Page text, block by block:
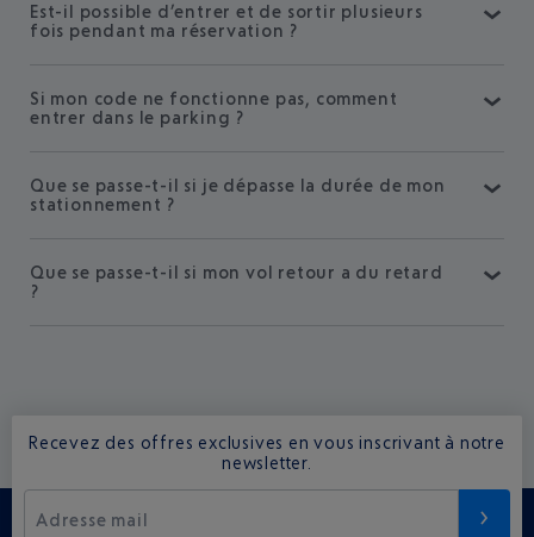
Est-il possible d’entrer et de sortir plusieurs
fois pendant ma réservation ?
Si mon code ne fonctionne pas, comment
entrer dans le parking ?
Que se passe-t-il si je dépasse la durée de mon
stationnement ?
Que se passe-t-il si mon vol retour a du retard
?
Recevez des offres exclusives en vous inscrivant à notre
newsletter.
Adresse mail